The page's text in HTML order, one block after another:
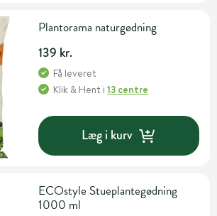
Plantorama naturgødning
139 kr.
Få leveret
Klik & Hent i13 centre
Læg i kurv
ECOstyle Stueplantegødning
1000 ml